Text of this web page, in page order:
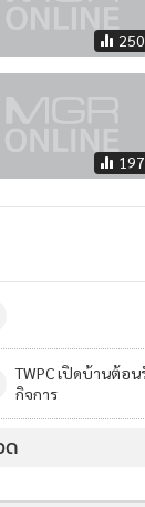
250
197
TWPC เปิดบ้านต้อ
กิจการ
ด